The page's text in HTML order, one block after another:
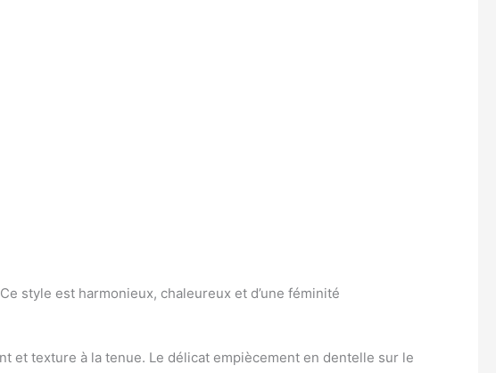
style est harmonieux, chaleureux et d’une féminité
et texture à la tenue. Le délicat empiècement en dentelle sur le